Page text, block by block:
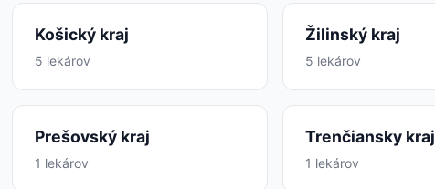
Košický kraj
5 lekárov
Žilinský kraj
5 lekárov
Prešovský kraj
1 lekárov
Trenčiansky kraj
1 lekárov